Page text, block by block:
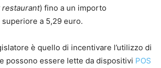
restaurant) fino a un importo
a 5,29 euro.
è quello di incentivare l’utilizzo di
possono essere lette da dispositivi POS